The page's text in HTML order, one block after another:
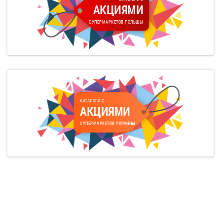
АКЦИЯМИ
СУПЕРМАРКЕТОВ ПОЛЬШЫ
КАТАЛОГИ С
АКЦИЯМИ
СУПЕРМАРКЕТОВ УКРАИНЫ